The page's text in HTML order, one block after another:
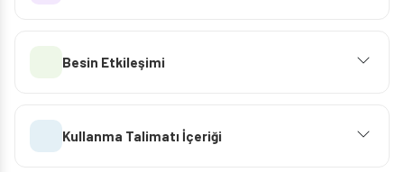
Besin Etkileşimi
Kullanma Talimatı İçeriği